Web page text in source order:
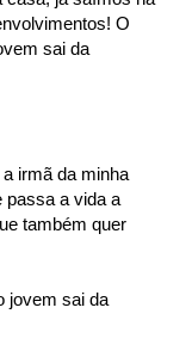
O
sai da
irmã da minha
passa a vida a
também quer
jovem sai da